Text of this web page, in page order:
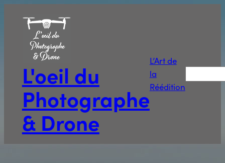
contenu
L'oeil du
Photographe
& Drone
L’Art de
la
Réédition